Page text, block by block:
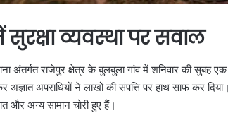
व्यवस्था पर सवाल
अंतर्गत राजेपुर क्षेत्र के बुलबुला गांव में शनिवार की सुबह
अज्ञात अपराधियों ने लाखों की संपत्ति पर हाथ साफ कर
और अन्य सामान चोरी हुए हैं।